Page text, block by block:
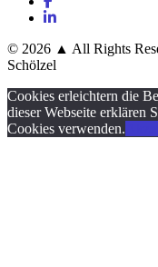
© 2026 ▲ All Rights
Schölzel
Cookies erleichtern die
dieser Webseite erklären
Cookies verwenden.